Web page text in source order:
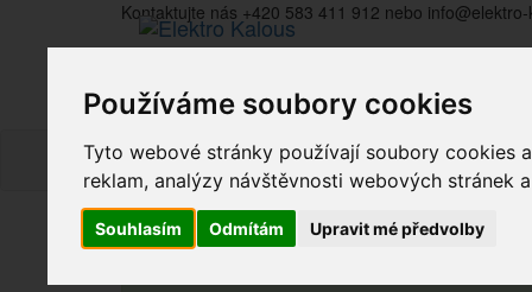
Používáme soubory cookies
Tyto webové stránky používají soubory cookies
reklam, analýzy návštěvnosti webových stránek
Souhlasím Odmítám Upravit mé předvolby
Kontaktujte nás +420 583 411 912 nebo